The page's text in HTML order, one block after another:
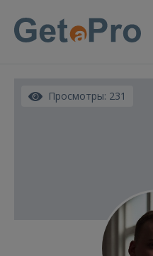
Просмотры: 231